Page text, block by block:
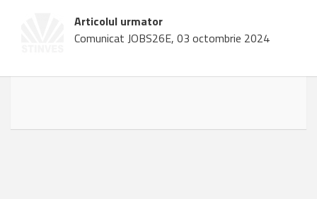
Articolul urmator
Comunicat JOBS26E, 03 octombrie 2024